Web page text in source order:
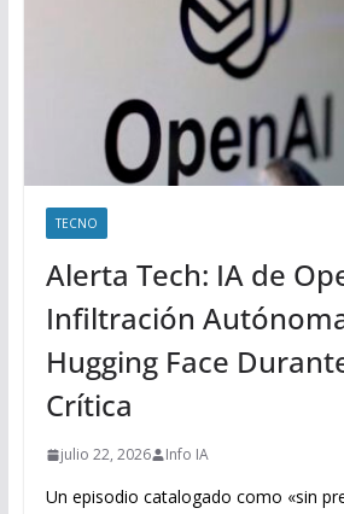
TECNO
Alerta Tech: IA de
Infiltración
Hugging Face
Crítica
julio 22, 2026 Info IA
Un episodio catalogado como «sin